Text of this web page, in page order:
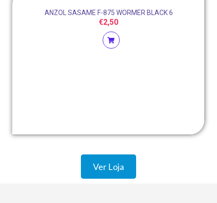
ANZOL SASAME F-875 WORMER BLACK 6
€2,50
Ver Loja